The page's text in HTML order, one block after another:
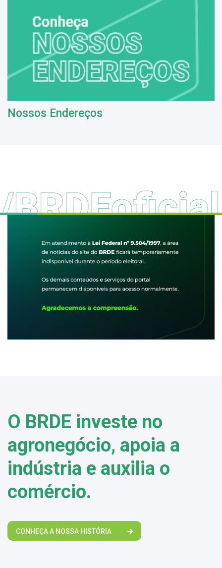
Nossos Endereços
O BRDE investe no
agronegócio, apoia a
indústria e auxilia o
comércio.
CONHEÇA A NOSSA HISTÓRIA